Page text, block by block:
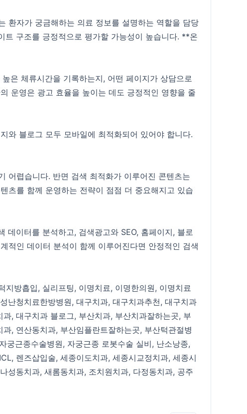
환자가 궁금해하는 의료 정보를 설명하는 역할을 담당
구조를 긍정적으로 평가할 가능성이 높습니다. **온
은 체류시간을 기록하는지, 어떤 페이지가 상담으로
운영은 광고 효율을 높이는 데도 긍정적인 영향을 줄
와 블로그 모두 모바일에 최적화되어 있어야 합니다.
어렵습니다. 반면 검색 최적화가 이루어진 콘텐츠는
츠를 함께 운영하는 전략이 점점 더 중요해지고 있습
이터를 분석하고, 검색광고와 SEO, 홈페이지, 블로
적인 데이터 분석이 함께 이루어진다면 안정적인 검색
지방흡입, 실리프팅, 이명치료, 이명한의원, 이명치료
난청치료한방병원, 대구치과, 대구치과추천, 대구치과
과, 대구치과 블로그, 부산치과, 부산치과잘하는곳, 부
과, 연산동치과, 부산임플란트잘하는곳, 부산턱관절병
자궁근종수술병원, 자궁근종 로봇수술 실비, 난소낭종,
ICL, 렌즈삽입술, 세종이도치과, 세종시교정치과, 세종시
나성동치과, 새롬동치과, 조치원치과, 다정동치과, 공주